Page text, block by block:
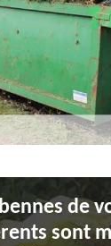
de
sont